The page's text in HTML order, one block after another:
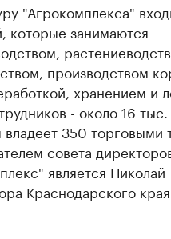
"Агрокомплекса"
которые занимаются
производством
хранением и
- около 16
владеет 350 торговыми
совета
является Николай
Краснодарского